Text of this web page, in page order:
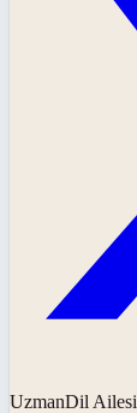
UzmanDil Ailesi